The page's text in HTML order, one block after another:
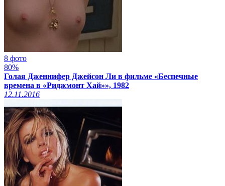
8 фото
80%
Голая Дженнифер Джейсон Ли в фильме «Беспечные
времена в «Риджмонт Хай»», 1982
12.11.2016